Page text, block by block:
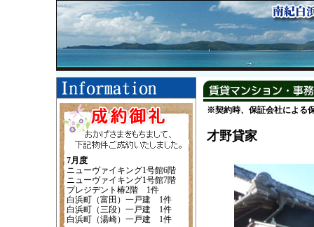
※契約時、保証会社による
才野貸家
7月度
ニューヴァイキング1号館6階
ニューヴァイキング1号館7階
プレジデント椿2階 1件
白浜町（富田）一戸建 1件
白浜町（三段）一戸建 1件
白浜町（湯崎）一戸建 1件